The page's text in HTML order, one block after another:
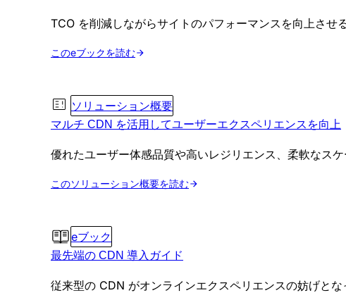
TCO を削減しながらサイトのパフォーマンスを向上させ
このeブックを読む
ソリューション概要
マルチ CDN を活用してユーザーエクスペリエンスを向上
優れたユーザー体感品質や高いレジリエンス、柔軟なス
このソリューション概要を読む
eブック
最先端の CDN 導入ガイド
従来型の CDN がオンラインエクスペリエンスの妨げと